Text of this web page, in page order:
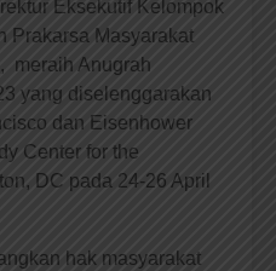
Eksekutif Kelompok
Prakarsa Masyarakat
, meraih Anugrah
yang diselenggarakan
dan Eisenhower
Center for the
DC pada 24-26 April
hak masyarakat